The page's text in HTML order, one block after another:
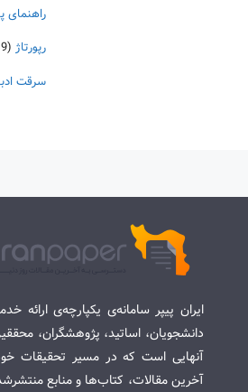
راهنمای
رپورتاژ (19)
سرقت
ایران پیپر سامانه‌ی یکپارچه‌ی ارائه
دانشجویان، اساتید، پژوهشگران،
آنهایی است که در مسیر تحقیقات
آخرین مقالات، کتاب‌ها و منابع